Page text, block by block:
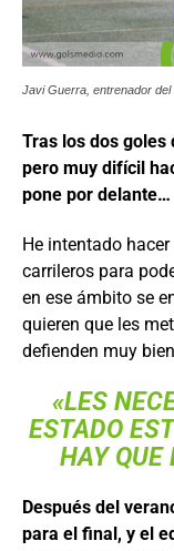
Javi Guerra, entrenador del
Tras los dos goles
pero muy difícil
pone por delante…
He intentado
carrileros para
en ese ámbito se
quieren que les
defienden muy
«LES
ESTADO
HAY QUE
Después del
para el final, y el